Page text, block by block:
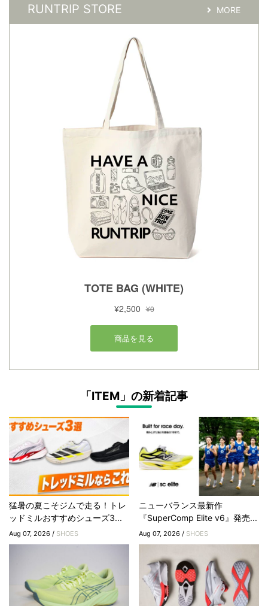
RUNTRIP STORE MORE
「ITEM」の新着記事
猛暑の夏こそジムで走る！トレ
ッドミルおすすめシューズ3...
Aug 07, 2026 / SHOES
ニューバランス最新作
『SuperComp Elite v6』発売...
Aug 07, 2026 / SHOES